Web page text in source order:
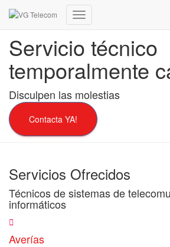
Cambiar
de
navegación
Servicio técnico
temporalmente
Disculpen las molestias
Contacta YA!
Servicios Ofrecidos
Técnicos de sistemas de
informáticos
Averías